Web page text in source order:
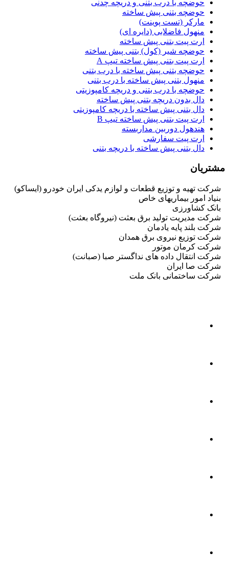
حوضچه با درب بتنی و دریچه چدنی
حوضچه بتنی پیش ساخته
مارکر (تست پوینت)
منهول فاضلابی (دایره ای)
ارت پیت بتنی پیش ساخته
حوضچه شیر (کول) بتنی پیش ساخته
ارت پیت بتنی پیش ساخته تیپ A
حوضچه بتنی پیش ساخته با درب بتنی
منهول بتنی پیش ساخته با درب بتنی
حوضچه با درب بتنی و دریچه کامپوزیتی
دال بدون دریچه بتنی پیش ساخته
دال بتنی پیش ساخته با دریچه کامپوزیتی
ارت پیت بتنی پیش ساخته تیپ B
هندهول دوربین مداربسته
ارت پیت سفارشی
دال بتنی پیش ساخته با دریچه بتنی
مشتریان
شرکت تهیه و توزیع قطعات و لوازم یدکی ایران خودرو (ایساکو)
بنیاد امور بیماریهای خاص
بانک کشاورزی
شرکت مدیریت تولید برق بعثت (نیروگاه بعثت)
شرکت بلند پایه یادمان
شرکت توزیع نیروی برق همدان
شرکت کرمان موتور
شرکت انتقال داده های نداگستر صبا (صبانت)
شرکت صا ایران
شرکت ساختمانی بانک ملت